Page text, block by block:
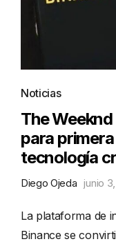
Noticias
The
para
tecnología
Diego Ojeda junio
La plataforma de
Binance se